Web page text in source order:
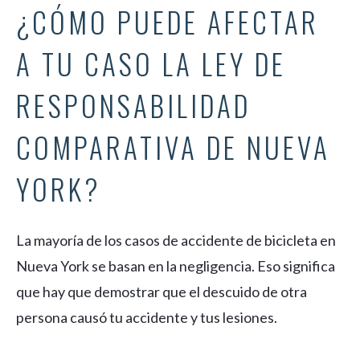
¿CÓMO PUEDE AFECTAR
A TU CASO LA LEY DE
RESPONSABILIDAD
COMPARATIVA DE NUEVA
YORK?
La mayoría de los casos de accidente de bicicleta en
Nueva York se basan en la negligencia. Eso significa
que hay que demostrar que el descuido de otra
persona causó tu accidente y tus lesiones.